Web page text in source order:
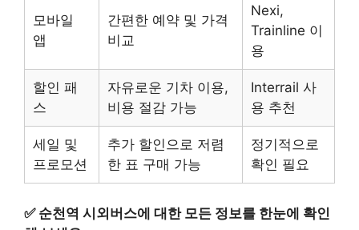
모바일
앱
간편한 예약 및 가격
비교
Nexi,
Trainline 이
용
할인 패
스
자유로운 기차 이용,
비용 절감 가능
Interrail 사
용 추천
세일 및
프로모션
추가 할인으로 저렴
한 표 구매 가능
정기적으로
확인 필요
✅ 순천역 시외버스에 대한 모든 정보를 한눈에 확인